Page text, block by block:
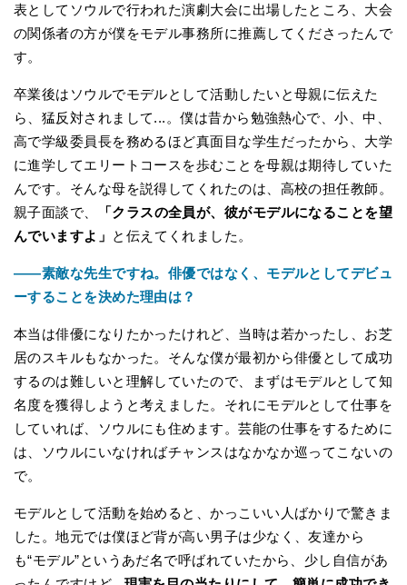
表としてソウルで行われた演劇大会に出場したところ、大会
の関係者の方が僕をモデル事務所に推薦してくださったんで
す。
卒業後はソウルでモデルとして活動したいと母親に伝えた
ら、猛反対されまして...。僕は昔から勉強熱心で、小、中、
高で学級委員長を務めるほど真面目な学生だったから、大学
に進学してエリートコースを歩むことを母親は期待していた
んです。そんな母を説得してくれたのは、高校の担任教師。
親子面談で、
「クラスの全員が、彼がモデルになることを望
んでいますよ」 と伝えてくれました。
――素敵な先生ですね。俳優ではなく、モデルとしてデビュ
ーすることを決めた理由は？
本当は俳優になりたかったけれど、当時は若かったし、お芝
居のスキルもなかった。そんな僕が最初から俳優として成功
するのは難しいと理解していたので、まずはモデルとして知
名度を獲得しようと考えました。それにモデルとして仕事を
していれば、ソウルにも住めます。芸能の仕事をするために
は、ソウルにいなければチャンスはなかなか巡ってこないの
で。
モデルとして活動を始めると、かっこいい人ばかりで驚きま
した。地元では僕ほど背が高い男子は少なく、友達から
も“モデル”というあだ名で呼ばれていたから、少し自信があ